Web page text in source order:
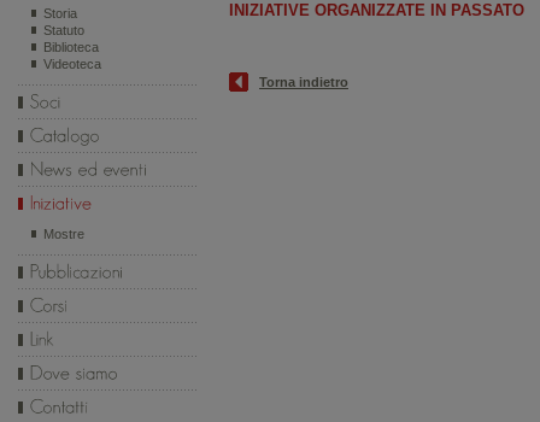
Storia
Statuto
Biblioteca
Videoteca
Mostre
INIZIATIVE ORGANIZZATE IN PASSATO
Torna indietro